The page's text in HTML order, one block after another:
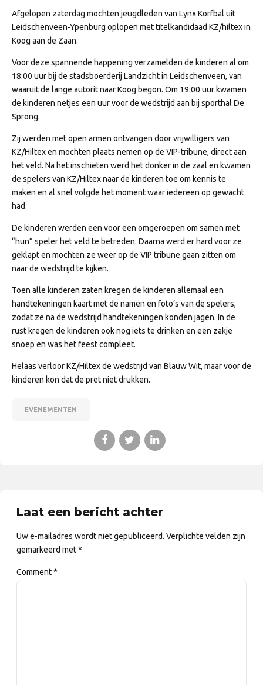
Afgelopen zaterdag mochten jeugdleden van Lynx Korfbal uit
Leidschenveen-Ypenburg oplopen met titelkandidaad KZ/hiltex in
Koog aan de Zaan.
Voor deze spannende happening verzamelden de kinderen al om
18:00 uur bij de stadsboerderij Landzicht in Leidschenveen, van
waaruit de lange autorit naar Koog begon. Om 19:00 uur kwamen
de kinderen netjes een uur voor de wedstrijd aan bij sporthal De
Sprong.
Zij werden met open armen ontvangen door vrijwilligers van
KZ/Hiltex en mochten plaats nemen op de VIP-tribune, direct aan
het veld. Na het inschieten werd het donker in de zaal en kwamen
de spelers van KZ/Hiltex naar de kinderen toe om kennis te
maken en al snel volgde het moment waar iedereen op gewacht
had.
De kinderen werden een voor een omgeroepen om samen met
“hun” speler het veld te betreden. Daarna werd er hard voor ze
geklapt en mochten ze weer op de VIP tribune gaan zitten om
naar de wedstrijd te kijken.
Toen alle kinderen zaten kregen de kinderen allemaal een
handtekeningen kaart met de namen en foto’s van de spelers,
zodat ze na de wedstrijd handtekeningen konden jagen. In de
rust kregen de kinderen ook nog iets te drinken en een zakje
snoep en was het feest compleet.
Helaas verloor KZ/Hiltex de wedstrijd van Blauw Wit, maar voor de
kinderen kon dat de pret niet drukken.
EVENEMENTEN
Laat een bericht achter
Uw e-mailadres wordt niet gepubliceerd. Verplichte velden zijn
gemarkeerd met *
Comment*